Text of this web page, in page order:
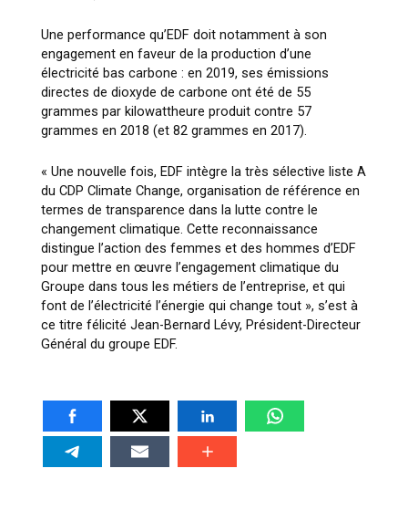
Une performance qu’EDF doit notamment à son
engagement en faveur de la production d’une
électricité bas carbone : en 2019, ses émissions
directes de dioxyde de carbone ont été de 55
grammes par kilowattheure produit contre 57
grammes en 2018 (et 82 grammes en 2017).
« Une nouvelle fois, EDF intègre la très sélective liste A
du CDP Climate Change, organisation de référence en
termes de transparence dans la lutte contre le
changement climatique. Cette reconnaissance
distingue l’action des femmes et des hommes d’EDF
pour mettre en œuvre l’engagement climatique du
Groupe dans tous les métiers de l’entreprise, et qui
font de l’électricité l’énergie qui change tout », s’est à
ce titre félicité Jean-Bernard Lévy, Président-Directeur
Général du groupe EDF.